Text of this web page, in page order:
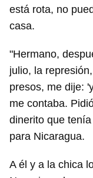
Guardar como
Para poder
iniciar sesión
está rota, no
casa.
"Hermano,
julio, la
presos, me dije:
me contaba.
dinerito que
para Nicaragua.
A él y a la chica